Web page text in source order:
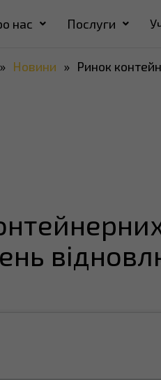
нас Послуги
» Новини » Ринок